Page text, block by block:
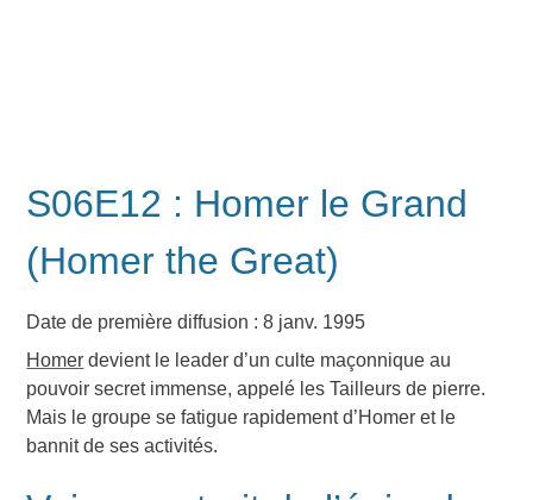
S06E12 : Homer le Grand
(Homer the Great)
Date de première diffusion : 8 janv. 1995
Homer devient le leader d’un culte maçonnique au
pouvoir secret immense, appelé les Tailleurs de pierre.
Mais le groupe se fatigue rapidement d’Homer et le
bannit de ses activités.